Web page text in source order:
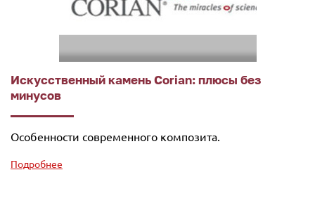
Искусственный камень Corian: плюсы без
минусов
Особенности современного композита.
Подробнее